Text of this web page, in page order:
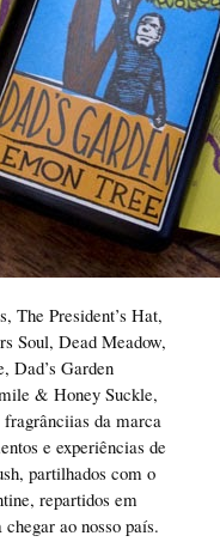
The President’s Hat,
Soul, Dead Meadow,
Dad’s Garden
& Honey Suckle,
fragrânciias da marca
e experiências de
partilhados com o
repartidos em
ao nosso país.